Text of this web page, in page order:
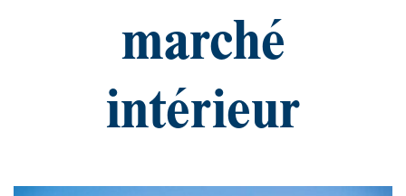
marché
intérieur